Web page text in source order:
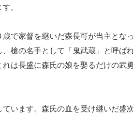
。
で家督を継いだ森長可が当主となっ
槍の名手として「鬼武蔵」と呼ば
は長盛に森氏の娘を娶るだけの武勇
います。森氏の血を受け継いだ盛